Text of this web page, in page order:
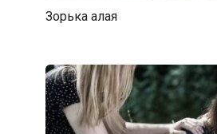
Зорька алая